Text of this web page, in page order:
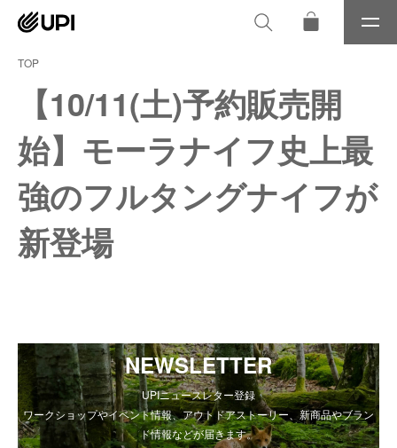
メ
ニ
TOP
【10/11(土)予約販売開
始】モーラナイフ史上最
強のフルタングナイフが
新登場
NEWSLETTER
UPIニュースレター登録
ワークショップやイベント情報、アウトドアストーリー、新商品やブラン
ド情報などが届きます。